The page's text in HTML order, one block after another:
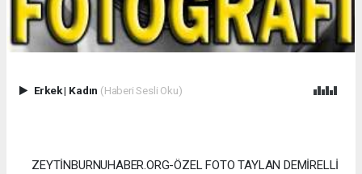
Erkek| Kadın (Haberi Sesli Oku)
ZEYTİNBURNUHABER.ORG-ÖZEL FOTO TAYLAN DEMİRELLİ